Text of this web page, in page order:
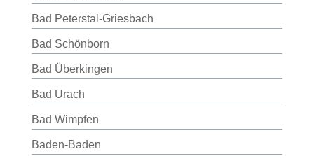
Bad Peterstal-Griesbach
Bad Schönborn
Bad Überkingen
Bad Urach
Bad Wimpfen
Baden-Baden